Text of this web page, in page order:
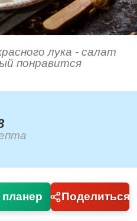
лука - салат
понравится
Поделиться